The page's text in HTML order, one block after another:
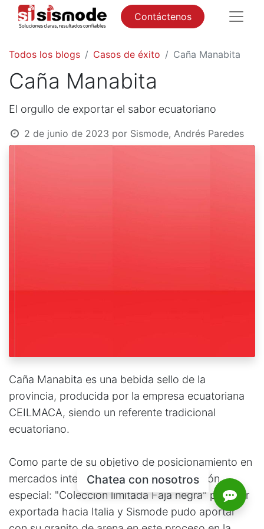
Contáctenos
Todos los blogs Casos de éxito Caña Manabita
Caña Manabita
El orgullo de exportar el sabor ecuatoriano
2 de junio de 2023 por Sismode, Andrés Paredes
Caña Manabita es una bebida sello de la
provincia, producida por la empresa ecuatoriana
CEILMACA, siendo un referente tradicional
ecuatoriano.
Como parte de su objetivo de posicionamiento en
mercados internacionales, creo una edición
especial: "Colección limitada Faja negra" para ser
exportada hacia Italia y Sismode pudo aportar
Chatea con nosotros